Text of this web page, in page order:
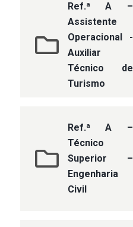
Ref.ª A –
Assistente
Operacional -
Auxiliar
Técnico de
Turismo
Ref.ª A –
Técnico
Superior –
Engenharia
Civil